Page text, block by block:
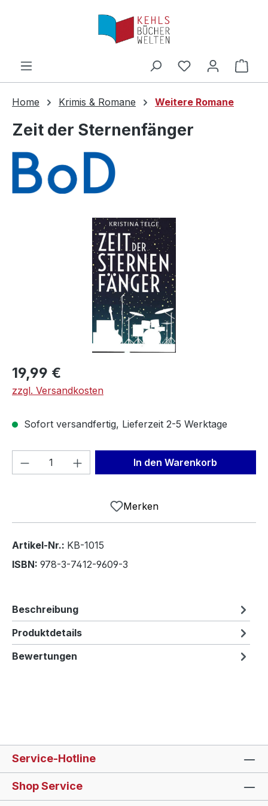
Zum Hauptinhalt springen
Home Krimis & Romane Weitere Romane
Zeit der Sternenfänger
Bildergalerie überspringen
Regulärer Preis:
19,99 €
zzgl. Versandkosten
Sofort versandfertig, Lieferzeit 2-5 Werktage
Produkt Anzahl: Gib denIn den Warenkorb
Merken
Artikel-Nr.: KB-1015
ISBN: 978-3-7412-9609-3
Beschreibung
Produktdetails
Bewertungen
Service-Hotline
Shop Service